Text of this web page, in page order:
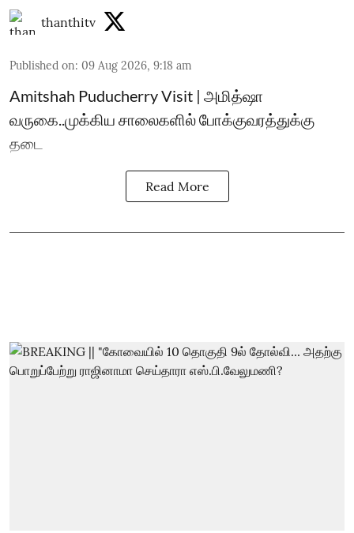
thanthitv
Published on: 09 Aug 2026, 9:18 am
Amitshah Puducherry Visit | அமித்ஷா
வருகை..முக்கிய சாலைகளில் போக்குவரத்துக்கு
தடை
Read More